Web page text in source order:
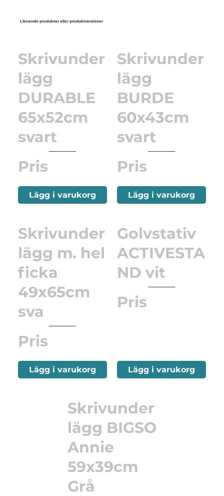
Liknande produkter eller produktversioner
Skrivunder
lägg
DURABLE
65x52cm
svart
Pris
Lägg i varukorg
Skrivunder
lägg
BURDE
60x43cm
svart
Pris
Lägg i varukorg
Skrivunder
lägg m. hel
ficka
49x65cm
sva
Pris
Lägg i varukorg
Golvstativ
ACTIVESTA
ND vit
Pris
Lägg i varukorg
Skrivunder
lägg BIGSO
Annie
59x39cm
Grå